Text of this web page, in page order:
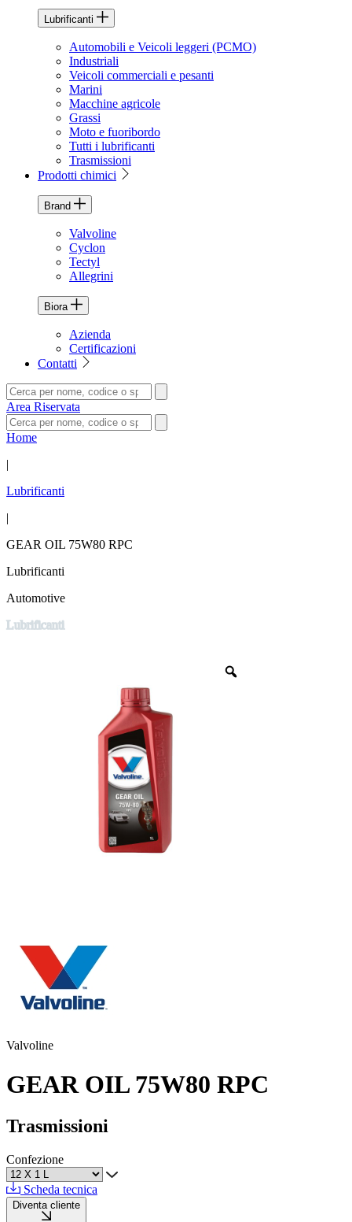
Lubrificanti
Automobili e Veicoli leggeri (PCMO)
Industriali
Veicoli commerciali e pesanti
Marini
Macchine agricole
Grassi
Moto e fuoribordo
Tutti i lubrificanti
Trasmissioni
Prodotti chimici
Brand
Valvoline
Cyclon
Tectyl
Allegrini
Biora
Azienda
Certificazioni
Contatti
Area Riservata
Home
|
Lubrificanti
|
GEAR OIL 75W80 RPC
Lubrificanti
Automotive
Lubrificanti
Valvoline
GEAR OIL 75W80 RPC
Trasmissioni
Confezione
Scheda tecnica
Diventa cliente